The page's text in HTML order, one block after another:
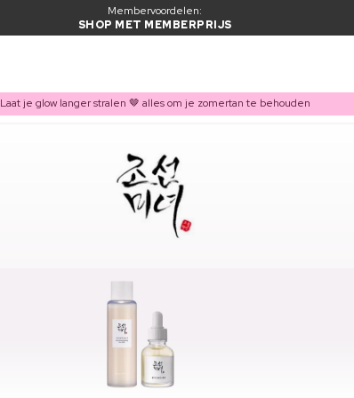
Membervoordelen:
SHOP MET MEMBERPRIJS
Laat je glow langer stralen 🤎 alles om je zomertan te behouden